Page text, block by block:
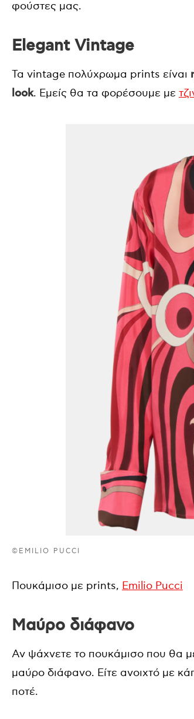
φούστες μας.
Elegant Vintage
Τα vintage πολύχρωμα prints είναι
look. Εμείς θα τα φορέσουμε με
©EMILIO PUCCI
Πουκάμισο με prints, Emilio Pucci
Μαύρο διάφανο
Αν ψάχνετε το πουκάμισο που θα
μαύρο διάφανο. Είτε ανοιχτό με
ποτέ.